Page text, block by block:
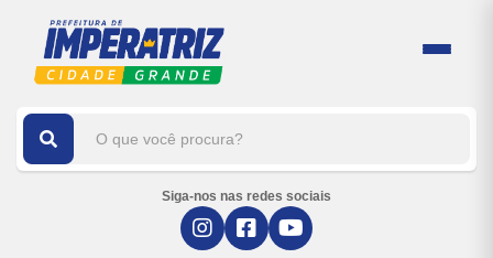
Siga-nos nas redes sociais